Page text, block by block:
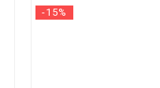
-15%